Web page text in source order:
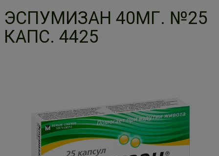
ЭСПУМИЗАН 40МГ. №25
КАПС. 4425